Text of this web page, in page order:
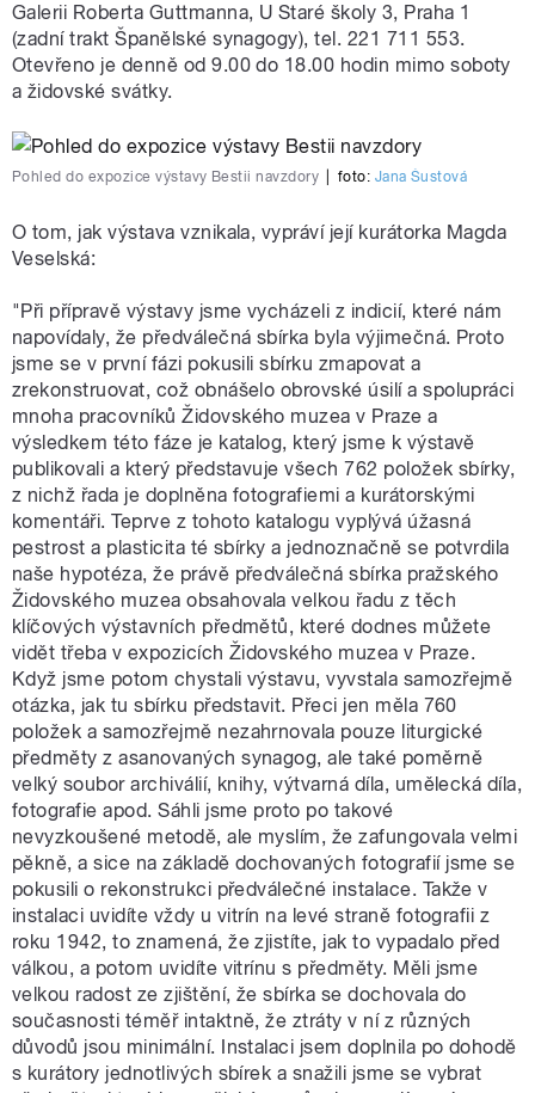
Galerii Roberta Guttmanna, U Staré školy 3, Praha 1
(zadní trakt Španělské synagogy), tel. 221 711 553.
Otevřeno je denně od 9.00 do 18.00 hodin mimo soboty
a židovské svátky.
Pohled do expozice výstavy Bestii navzdory foto: Jana Šustová
O tom, jak výstava vznikala, vypráví její kurátorka Magda
Veselská:
"Při přípravě výstavy jsme vycházeli z indicií, které nám
napovídaly, že předválečná sbírka byla výjimečná. Proto
jsme se v první fázi pokusili sbírku zmapovat a
zrekonstruovat, což obnášelo obrovské úsilí a spolupráci
mnoha pracovníků Židovského muzea v Praze a
výsledkem této fáze je katalog, který jsme k výstavě
publikovali a který představuje všech 762 položek sbírky,
z nichž řada je doplněna fotografiemi a kurátorskými
komentáři. Teprve z tohoto katalogu vyplývá úžasná
pestrost a plasticita té sbírky a jednoznačně se potvrdila
naše hypotéza, že právě předválečná sbírka pražského
Židovského muzea obsahovala velkou řadu z těch
klíčových výstavních předmětů, které dodnes můžete
vidět třeba v expozicích Židovského muzea v Praze.
Když jsme potom chystali výstavu, vyvstala samozřejmě
otázka, jak tu sbírku představit. Přeci jen měla 760
položek a samozřejmě nezahrnovala pouze liturgické
předměty z asanovaných synagog, ale také poměrně
velký soubor archiválií, knihy, výtvarná díla, umělecká díla,
fotografie apod. Sáhli jsme proto po takové
nevyzkoušené metodě, ale myslím, že zafungovala velmi
pěkně, a sice na základě dochovaných fotografií jsme se
pokusili o rekonstrukci předválečné instalace. Takže v
instalaci uvidíte vždy u vitrín na levé straně fotografii z
roku 1942, to znamená, že zjistíte, jak to vypadalo před
válkou, a potom uvidíte vitrínu s předměty. Měli jsme
velkou radost ze zjištění, že sbírka se dochovala do
současnosti téměř intaktně, že ztráty v ní z různých
důvodů jsou minimální. Instalaci jsem doplnila po dohodě
s kurátory jednotlivých sbírek a snažili jsme se vybrat